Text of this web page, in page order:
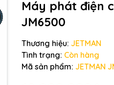
Máy phát điện
JM6500
Thương hiệu: JETMAN
Tình trạng: Còn hàng
Mã sản phẩm: JETMAN